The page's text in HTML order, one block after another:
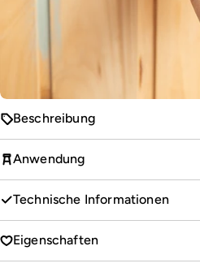
Beschreibung
Anwendung
Technische Informationen
Eigenschaften